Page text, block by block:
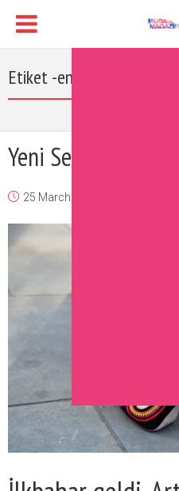
Etiket -en yeni ayakkabı
Yeni Sezonun En Hit
25 March 2017